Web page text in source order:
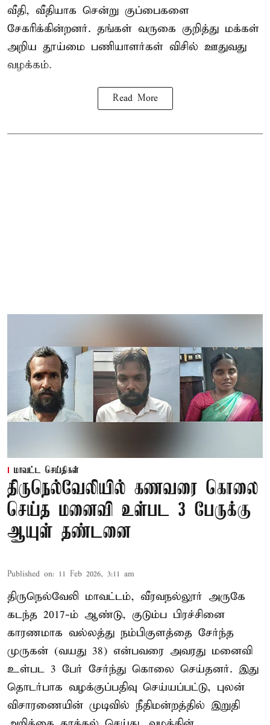
வீதி, வீதியாக சென்று குப்பைகளை
சேகரிக்கின்றனர். தங்கள் வருகை குறித்து மக்கள்
அறிய தூய்மை பணியாளர்கள் விசில் ஊதுவது
வழக்கம்.
Read More
மாவட்ட செய்திகள்
திருநெல்வேலியில் கணவரை கொலை
செய்த மனைவி உள்பட 3 பேருக்கு
ஆயுள் தண்டனை
Published on: 11 Feb 2026, 3:11 am
திருநெல்வேலி மாவட்டம், வீரவநல்லூர் அருகே
கடந்த 2017-ம் ஆண்டு, குடும்ப பிரச்சினை
காரணமாக வல்லத்து நம்பிகுளத்தை சேர்ந்த
முருகன் (வயது 38) என்பவரை அவரது மனைவி
உள்பட 3 பேர் சேர்ந்து கொலை செய்தனர். இது
தொடர்பாக வழக்குப்பதிவு செய்யப்பட்டு, புலன்
விசாரணையின் முடிவில் நீதிமன்றத்தில் இறுதி